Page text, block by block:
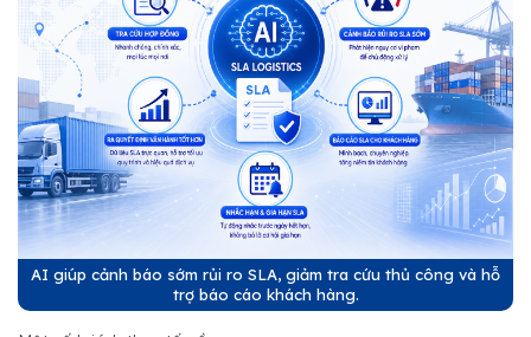
AI giúp cảnh báo sớm rủi ro SLA, giảm tra cứu thủ công và hỗ
trợ báo cáo khách hàng.